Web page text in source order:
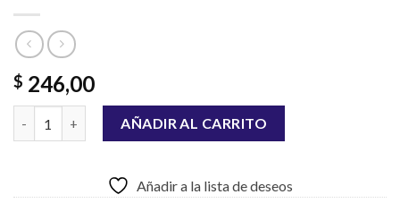
$ 246,00
TIJERA DE MANO PARA PODA TRAMONTINA cantidad
AÑADIR AL CARRITO
Añadir a la lista de deseos